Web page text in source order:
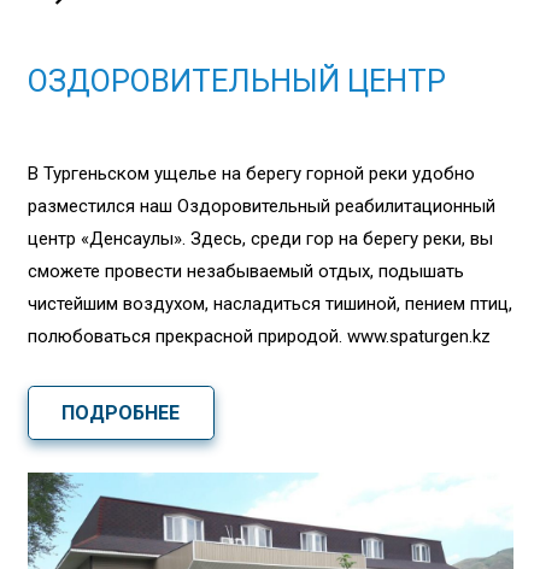
ОЗДОРОВИТЕЛЬНЫЙ ЦЕНТР
В Тургеньском ущелье на берегу горной реки удобно
разместился наш Оздоровительный реабилитационный
центр «Денсаулық». Здесь, среди гор на берегу реки, вы
сможете провести незабываемый отдых, подышать
чистейшим воздухом, насладиться тишиной, пением птиц,
полюбоваться прекрасной природой. www.spaturgen.kz
ПОДРОБНЕЕ